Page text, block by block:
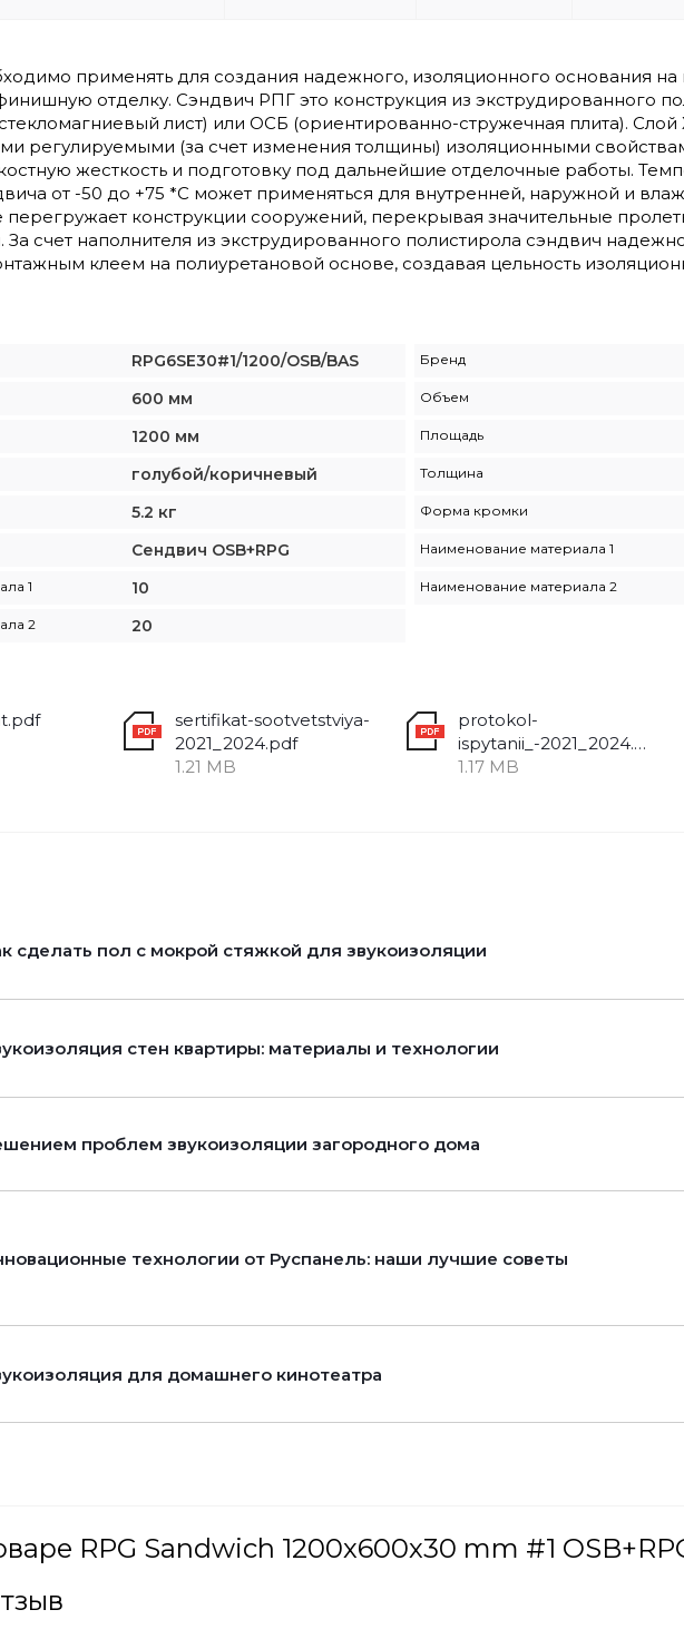
применять для создания надежного, изоляционного основания на
отделку. Сэндвич РПГ это конструкция из экструдированного
лист) или ОСБ (ориентированно-стружечная плита). Слой
регулируемыми (за счет изменения толщины) изоляционными
жесткость и подготовку под дальнейшие отделочные работы.
от -50 до +75 *С может применяться для внутренней, наружной и
перегружает конструкции сооружений, перекрывая значительные
За счет наполнителя из экструдированного полистирола сэндвич
клеем на полиуретановой основе, создавая цельность
RPG6SE30#1/1200/OSB/BAS Бренд
600 мм Объем
1200 мм Площадь
голубой/коричневый Толщина
5.2 кг Форма кромки
Сендвич OSB+RPG Наименование материала 1
1 10 Наименование материала 2
2 20
sertifikat-sootvetstviya-
2021_2024.pdf
1.21 MB
protokol-
ispytanii_-2021_2024.pdf
1.17 MB
сделать пол с мокрой стяжкой для звукоизоляции
стен квартиры: материалы и технологии
проблем звукоизоляции загородного дома
технологии от Руспанель: наши лучшие советы
для домашнего кинотеатра
RPG Sandwich 1200х600х30 mm #1